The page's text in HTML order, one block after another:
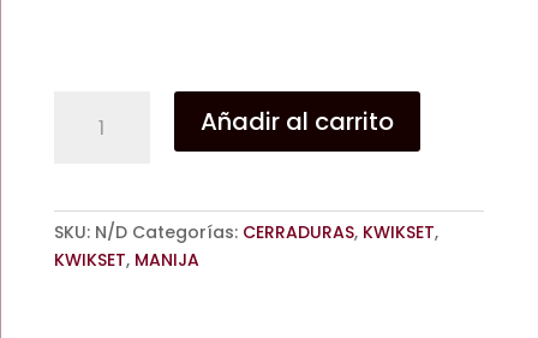
DAYLON
/
BAÑO
/
Añadir al carrito
SKU: N/D Categorías: CERRADURAS, KWIKSET,
KWIKSET, MANIJA